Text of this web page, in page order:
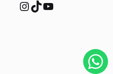
InstagramTikTok YouTube